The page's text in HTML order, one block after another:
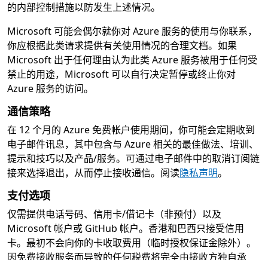
的内部控制措施以防发生上述情况。
Microsoft 可能会偶尔就你对 Azure 服务的使用与你联系，
你应根据此类请求提供有关使用情况的合理文档。如果
Microsoft 出于任何理由认为此类 Azure 服务被用于任何受
禁止的用途，Microsoft 可以自行决定暂停或终止你对
Azure 服务的访问。
通信策略
在 12 个月的 Azure 免费帐户使用期间，你可能会定期收到
电子邮件讯息，其中包含与 Azure 相关的最佳做法、培训、
提示和技巧以及产品/服务。可通过电子邮件中的取消订阅链
接来选择退出，从而停止接收通信。阅读隐私声明。
支付选项
仅需提供电话号码、信用卡/借记卡（非预付）以及
Microsoft 帐户或 GitHub 帐户。香港和巴西只接受信用
卡。最初不会向你的卡收取费用（临时授权保证金除外）。
因免费接收服务而导致的任何税费将完全由接收方独自承